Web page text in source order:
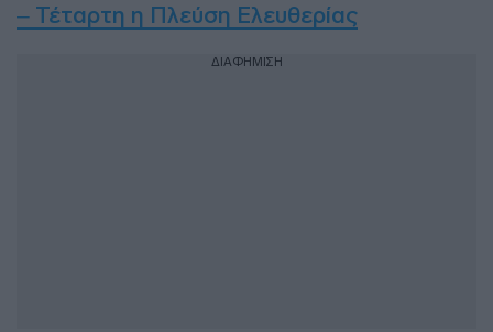
– Τέταρτη η Πλεύση Ελευθερίας
ΔΙΑΦΗΜΙΣΗ